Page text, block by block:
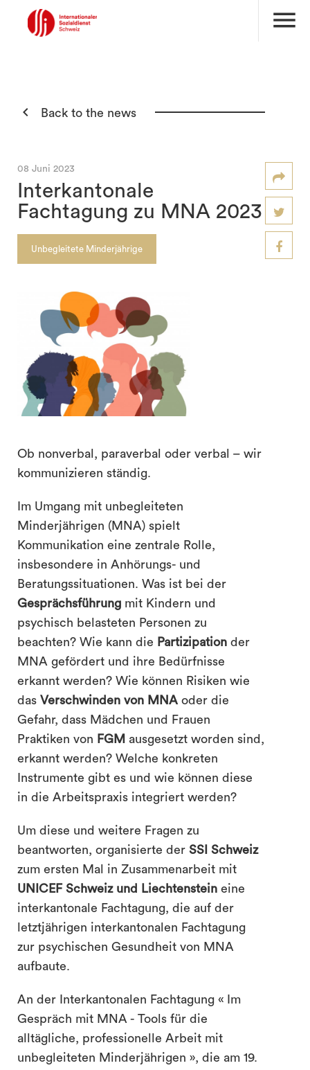
menu
 Back to the news
08 Juni 2023
Interkantonale
Fachtagung zu MNA 2023
Unbegleitete Minderjährige
Ob nonverbal, paraverbal oder verbal – wir
kommunizieren ständig.
Im Umgang mit unbegleiteten
Minderjährigen (MNA) spielt
Kommunikation eine zentrale Rolle,
insbesondere in Anhörungs- und
Beratungssituationen. Was ist bei der
Gesprächsführungmit Kindern und
psychisch belasteten Personen zu
beachten? Wie kann die Partizipationder
MNA gefördert und ihre Bedürfnisse
erkannt werden? Wie können Risiken wie
das Verschwinden von MNAoder die
Gefahr, dass Mädchen und Frauen
Praktiken von FGM ausgesetzt worden sind,
erkannt werden? Welche konkreten
Instrumente gibt es und wie können diese
in die Arbeitspraxis integriert werden?
Um diese und weitere Fragen zu
beantworten, organisierte der SSI Schweiz
zum ersten Mal in Zusammenarbeit mit
UNICEF Schweiz und Liechtensteineine
interkantonale Fachtagung, die auf der
letztjährigen interkantonalen Fachtagung
zur psychischen Gesundheit von MNA
aufbaute.
An der Interkantonalen Fachtagung « Im
Gespräch mit MNA - Tools für die
alltägliche, professionelle Arbeit mit
unbegleiteten Minderjährigen », die am 19.